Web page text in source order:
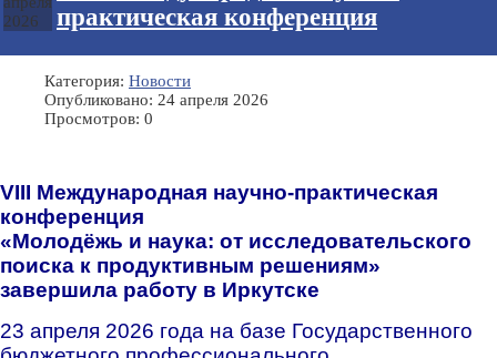
2026
практическая конференция
Категория: Новости
Опубликовано: 24 апреля 2026
Просмотров: 0
VIII Международная научно-практическая
конференция
«Молодёжь и наука: от исследовательского
поиска к продуктивным решениям»
завершила работу в Иркутске
23 апреля 2026 года на базе Государственного